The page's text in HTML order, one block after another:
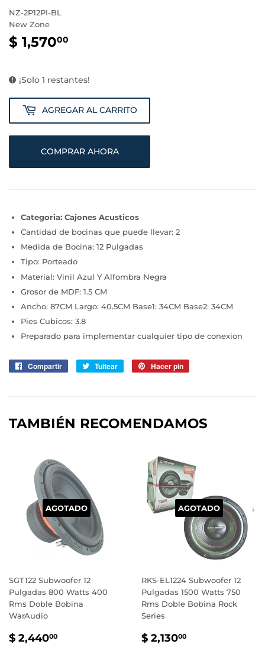
NZ-2P12PI-BL
New Zone
$ 1,57000
¡Solo 1 restantes!
AGREGAR AL CARRITO
COMPRAR AHORA
Categoria: Cajones Acusticos
Cantidad de bocinas que puede llevar: 2
Medida de Bocina: 12 Pulgadas
Tipo: Porteado
Material: Vinil Azul Y Alfombra Negra
Grosor de MDF: 1.5 CM
Ancho: 87CM Largo: 40.5CM Base1: 34CM Base2: 34CM
Pies Cubicos: 3.8
Preparado para implementar cualquier tipo de conexion
Compartir
CompartirTuitear
Tuitear Hacer pin
TAMBIÉN RECOMENDAMOS
AGOTADO
SGT122 Subwoofer 12
Pulgadas 800 Watts 400
Rms Doble Bobina
WarAudio
PRECIO
$ 2,44000
AGOTADO
RKS-EL1224 Subwoofer 12
Pulgadas 1500 Watts 750
Rms Doble Bobina Rock
Series
PRECIO
$ 2,13000